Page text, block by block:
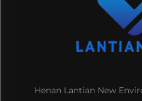
Henan Lantian New